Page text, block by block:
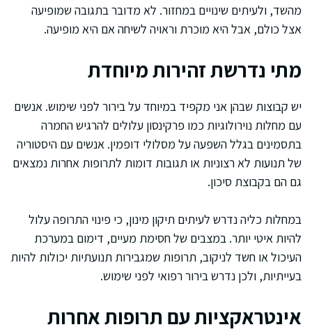
מהשד, ולעיתים שינויים במחזור. לא מדובר בתגובה שמופיעה
אצל כולם, אבל היא מוכרת וראויה לשיחה אם היא מופיעה.
מתי נדרשת זהירות מיוחדת
יש קבוצות שבהן אני מקפיד במיוחד על בירור לפני שימוש. אנשים
עם מחלות נוירולוגיות כמו פרקינסון עלולים להרגיש החמרה
בתסמינים בגלל השפעה על מסלולי דופמין. אנשים עם היסטוריה
של תנועות לא רצוניות או תגובות דומות לתרופות אחרות נמצאים
גם הם בקבוצת סיכון.
במחלות כליה נדרש לעיתים תיקון מינון, כי פינוי התרופה עלול
להיות איטי יותר. במצבים של חסימת מעיים, דימום במערכת
העיכול או חשד לניקוב, תרופות שמגבירות תנועתיות יכולות להיות
בעייתיות, ולכן נדרש בירור רפואי לפני שימוש.
אינטראקציות עם תרופות אחרות